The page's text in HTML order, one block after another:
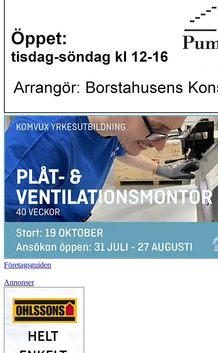
Företagsguiden
Annonser